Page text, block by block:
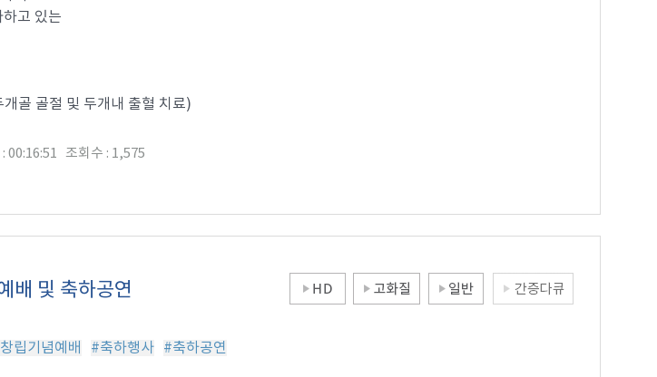
고 있는
골 골절 및 두개내 출혈 치료)
00:16:51 조회수 : 1,575
배 및 축하공연
립기념예배 #축하행사 #축하공연